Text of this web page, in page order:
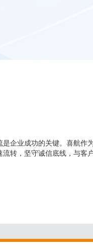
企业成功的关键。喜航
转，坚守诚信底线，与客